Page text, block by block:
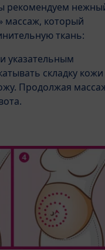
рекомендуем
который
ткань:
указательным
складку кожи
Продолжая